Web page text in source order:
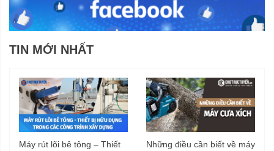
TIN MỚI NHẤT
Máy rút lõi bê tông – Thiết
Những điều cần biết về máy